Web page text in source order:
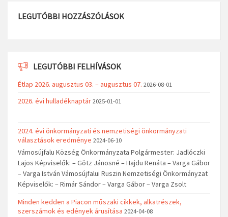
LEGUTÓBBI HOZZÁSZÓLÁSOK
LEGUTÓBBI FELHÍVÁSOK
Étlap 2026. augusztus 03. – augusztus 07. 2026-08-01
2026. évi hulladéknaptár 2025-01-01
2024. évi önkormányzati és nemzetiségi önkormányzati
választások eredménye 2024-06-10
Vámosújfalu Község Önkormányzata Polgármester: Jadlóczki
Lajos Képviselők: – Götz Jánosné – Hajdu Renáta – Varga Gábor
– Varga István Vámosújfalui Ruszin Nemzetiségi Önkormányzat
Képviselők: – Rimár Sándor – Varga Gábor – Varga Zsolt
Minden kedden a Piacon műszaki cikkek, alkatrészek,
szerszámok és edények árusítása 2024-04-08